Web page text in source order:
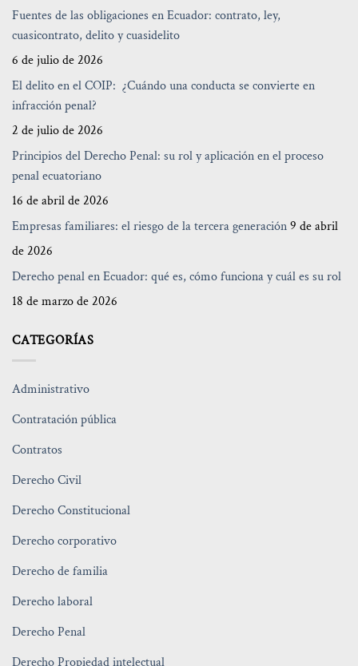
Fuentes de las obligaciones en Ecuador: contrato, ley,
cuasicontrato, delito y cuasidelito
6 de julio de 2026
El delito en el COIP: ¿Cuándo una conducta se convierte en
infracción penal?
2 de julio de 2026
Principios del Derecho Penal: su rol y aplicación en el proceso
penal ecuatoriano
16 de abril de 2026
Empresas familiares: el riesgo de la tercera generación9 de abril
de 2026
Derecho penal en Ecuador: qué es, cómo funciona y cuál es su rol
18 de marzo de 2026
CATEGORÍAS
Administrativo
Contratación pública
Contratos
Derecho Civil
Derecho Constitucional
Derecho corporativo
Derecho de familia
Derecho laboral
Derecho Penal
Derecho Propiedad intelectual